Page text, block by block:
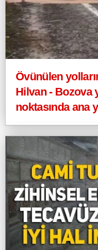
Övünülen
Hilvan - Bozova
noktasında ana